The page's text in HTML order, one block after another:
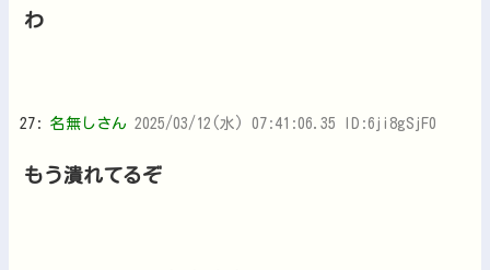
わ
27: 名無しさん 2025/03/12(水) 07:41:06.35 ID:6ji8gSjF0
もう潰れてるぞ